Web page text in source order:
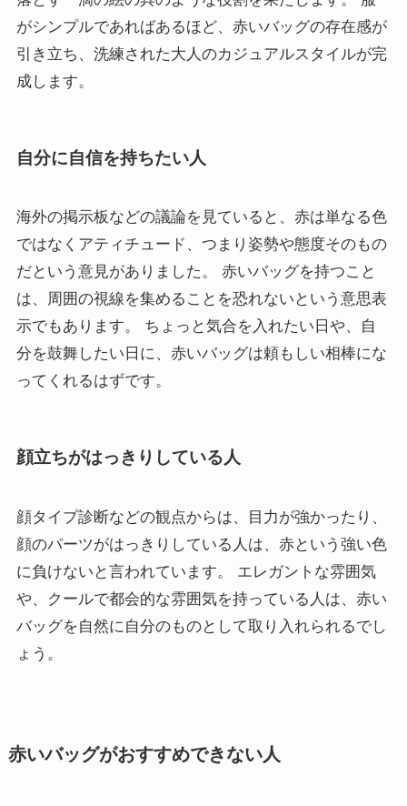
がシンプルであればあるほど、赤いバッグの存在感が
引き立ち、洗練された大人のカジュアルスタイルが完
成します。
自分に自信を持ちたい人
海外の掲示板などの議論を見ていると、赤は単なる色
ではなくアティチュード、つまり姿勢や態度そのもの
だという意見がありました。 赤いバッグを持つこと
は、周囲の視線を集めることを恐れないという意思表
示でもあります。 ちょっと気合を入れたい日や、自
分を鼓舞したい日に、赤いバッグは頼もしい相棒にな
ってくれるはずです。
顔立ちがはっきりしている人
顔タイプ診断などの観点からは、目力が強かったり、
顔のパーツがはっきりしている人は、赤という強い色
に負けないと言われています。 エレガントな雰囲気
や、クールで都会的な雰囲気を持っている人は、赤い
バッグを自然に自分のものとして取り入れられるでし
ょう。
赤いバッグがおすすめできない人